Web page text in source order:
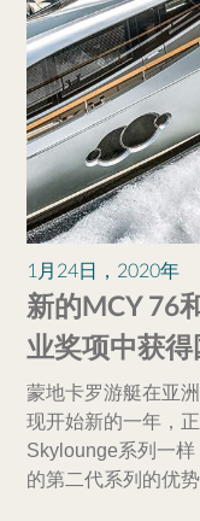
1月24日，2020年
新的MCY 76
业奖项中获
蒙地卡罗游艇在亚
现开始新的一年，
Skylounge系列一
的第二代系列的优